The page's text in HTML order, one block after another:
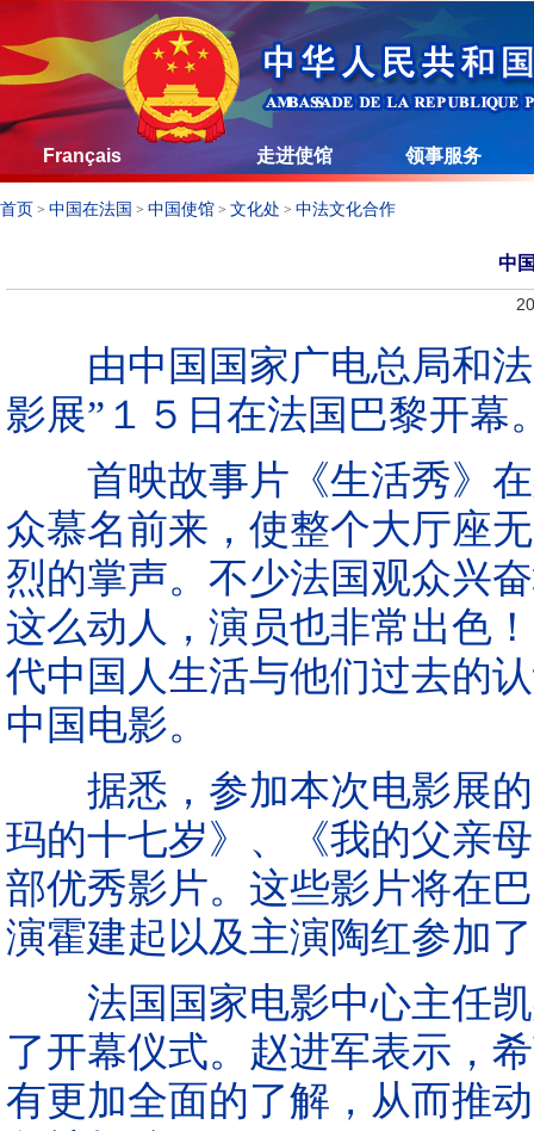
Français 走进使馆 领事服务
首页 > 中国在法国 > 中国使馆 > 文化处 > 中法文化合作
中
由中国国家广电总局和法
影展”１５日在法国巴黎开幕
首映故事片《生活秀》在
众慕名前来，使整个大厅座
烈的掌声。不少法国观众兴
这么动人，演员也非常出色
代中国人生活与他们过去的
中国电影。
据悉，参加本次电影展的
玛的十七岁》、《我的父亲
部优秀影片。这些影片将在
演霍建起以及主演陶红参加
法国国家电影中心主任凯
了开幕仪式。赵进军表示，
有更加全面的了解，从而推